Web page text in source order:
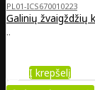
PL01-ICS670010223
Galinių žvaigždžių
..
Į krepšelį